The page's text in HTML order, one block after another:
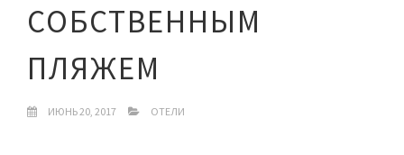
СОБСТВЕННЫМ
ПЛЯЖЕМ
ИЮНЬ 20, 2017 ОТЕЛИ